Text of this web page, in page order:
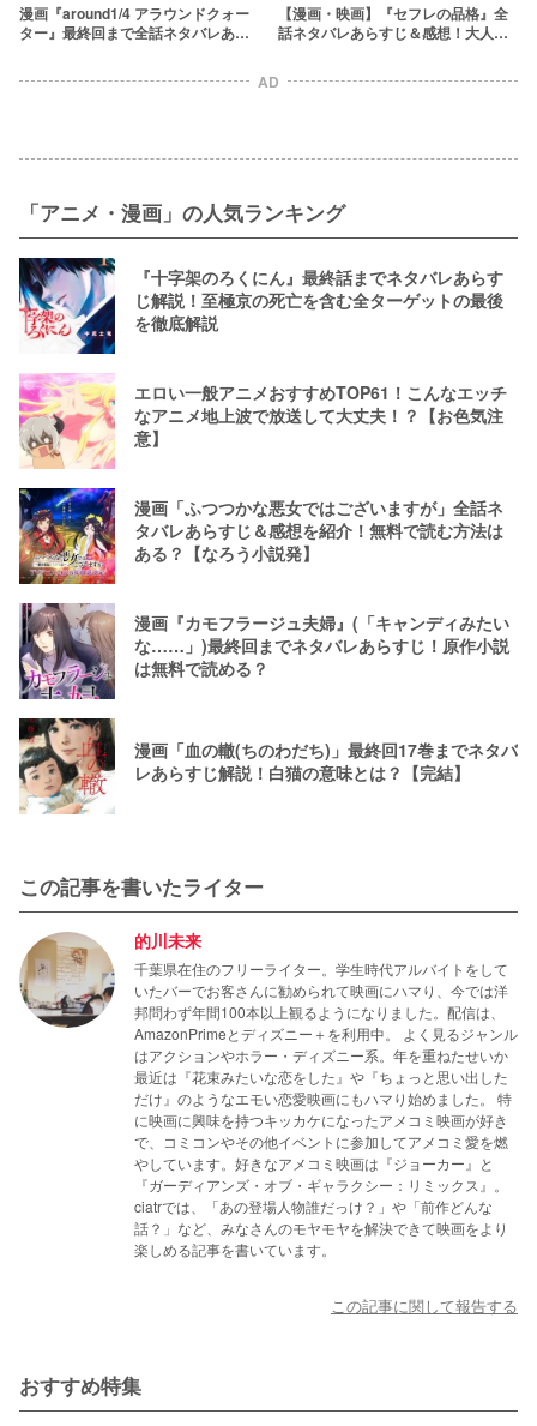
漫画『around1/4 アラウンドクォー
ター』最終回まで全話ネタバレあら
【漫画・映画】『セフレの品格』全
話ネタバレあらすじ＆感想！大人の
AD
「アニメ・漫画」の人気ランキング
『十字架のろくにん』最終話までネタバレあらす
じ解説！至極京の死亡を含む全ターゲットの最後
を徹底解説
エロい一般アニメおすすめTOP61！こんなエッチ
なアニメ地上波で放送して大丈夫！？【お色気注
意】
漫画「ふつつかな悪女ではございますが」全話ネ
タバレあらすじ＆感想を紹介！無料で読む方法は
ある？【なろう小説発】
漫画『カモフラージュ夫婦』(「キャンディみたい
な……」)最終回までネタバレあらすじ！原作小説
は無料で読める？
漫画「血の轍(ちのわだち)」最終回17巻までネタバ
レあらすじ解説！白猫の意味とは？【完結】
この記事を書いたライター
的川未来
千葉県在住のフリーライター。学生時代アルバイトをして
いたバーでお客さんに勧められて映画にハマり、今では洋
邦問わず年間100本以上観るようになりました。配信は、
AmazonPrimeとディズニー＋を利用中。 よく見るジャンル
はアクションやホラー・ディズニー系。年を重ねたせいか
最近は『花束みたいな恋をした』や『ちょっと思い出した
だけ』のようなエモい恋愛映画にもハマり始めました。 特
に映画に興味を持つキッカケになったアメコミ映画が好き
で、コミコンやその他イベントに参加してアメコミ愛を燃
やしています。好きなアメコミ映画は『ジョーカー』と
『ガーディアンズ・オブ・ギャラクシー：リミックス』。
ciatrでは、「あの登場人物誰だっけ？」や「前作どんな
話？」など、みなさんのモヤモヤを解決できて映画をより
楽しめる記事を書いています。
この記事に関して報告する
おすすめ特集